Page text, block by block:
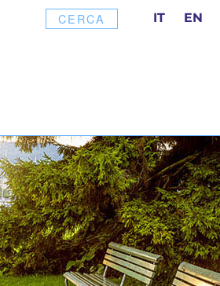
CERCA IT EN